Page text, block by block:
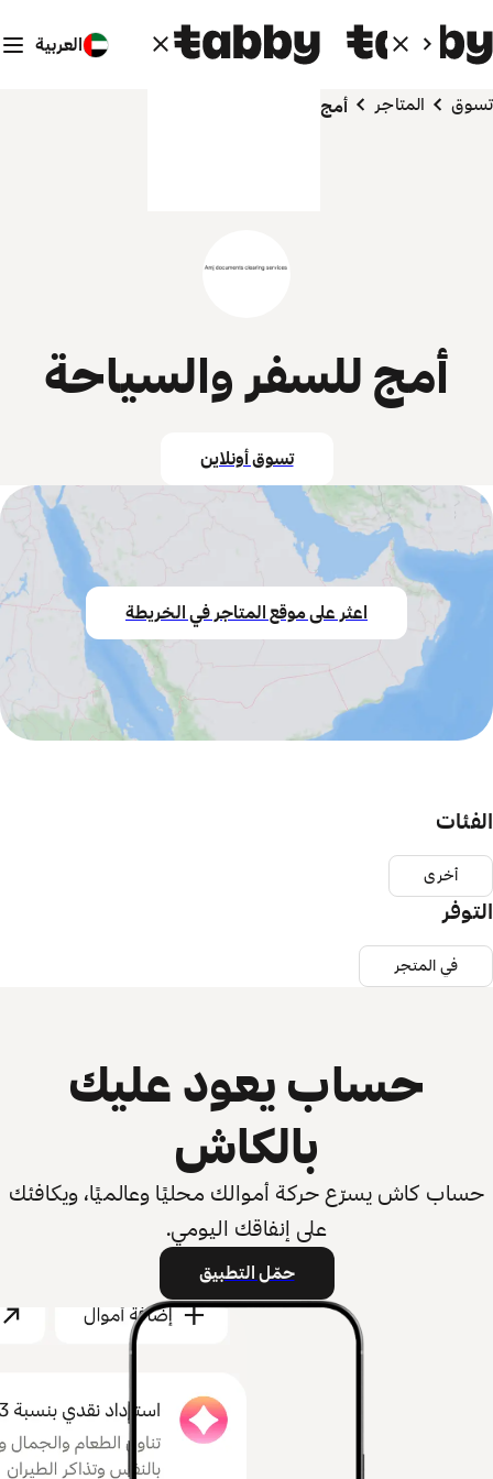
العربية
تسوق المتاجر أمج للسفر والسياحة
أمج للسفر والسياحة
تسوق أونلاين
اعثر على موقع المتاجر في الخريطة
الفئات
أخرى
التوفر
في المتجر
حساب يعود عليك
بالكاش
حساب كاش يسرّع حركة أموالك محليًا وعالميًا، ويكافئك
على إنفاقك اليومي.
حمّل التطبيق